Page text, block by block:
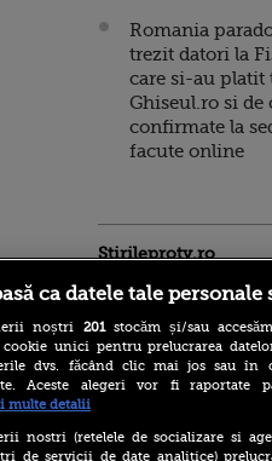
Romania
trezit datori la
care si-au platit
Ghiseul.ro si de
confirmate la
facute online
Stirileprotv.ro
Ţinta dronei găsite la
Leipzig, în Germania,
ca datele tale
noștri 201stocăm și/sau
unici pentru prelucrarea
dvs. făcând clic mai jos sau
Aceste alegeri vor fi
multe detalii
nostri (retelele de socializare si
de servicii de date analitice)